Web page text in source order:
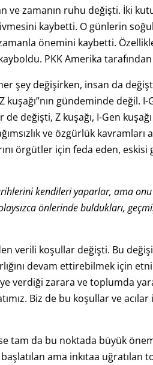
ve zamanın ruhu değişti. İki
kaybetti. O günlerin
önemini kaybetti. Özellikle
PKK Amerika
şey değişirken, insan da
kuşağı”nın gündeminde değil.
değişti, Z kuşağı, I-Gen
ve özgürlük
örgütler için feda eden,
kendileri yaparlar, ama onu
önlerinde buldukları,
verili koşullar değişti. Bu
devam ettirebilmek için
verdiği zarara ve toplumda
Biz de bu koşullar ve
tam da bu noktada büyük
ama inkıtaa